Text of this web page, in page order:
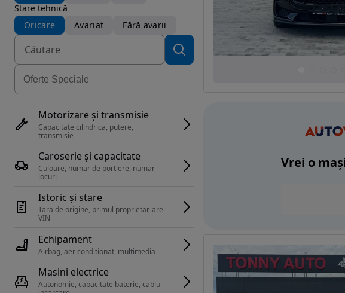
Stare tehnică
Oricare
Avariat Fără avarii
Motorizare și transmisie
Capacitate cilindrica, putere,
transmisie
Caroserie și capacitate
Culoare, numar de portiere, numar
locuri
Istoric și stare
Tara de origine, primul proprietar, are
Echipament
Airbag, aer conditionat, multimedia
Masini electrice
Autonomie, capacitate baterie, cablu
Vrei o